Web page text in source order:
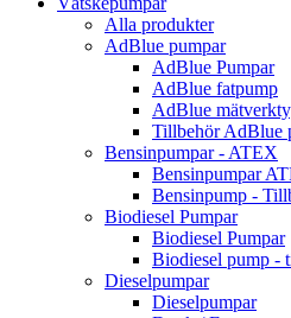
Alla produkter
AdBlue pumpar
AdBlue Pumpar
AdBlue fatpump
AdBlue
Tillbehör AdBlue
Bensinpumpar - ATEX
Bensinpumpar
Bensinpump -
Biodiesel Pumpar
Biodiesel Pumpar
Biodiesel pump -
Dieselpumpar
Dieselpumpar